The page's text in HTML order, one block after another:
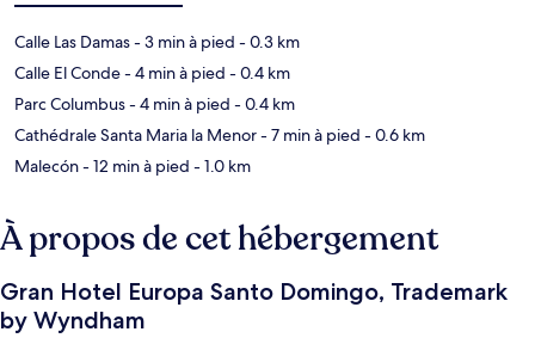
Calle Las Damas- 3 min à pied - 0.3 km
Calle El Conde- 4 min à pied - 0.4 km
Parc Columbus- 4 min à pied - 0.4 km
Cathédrale Santa Maria la Menor- 7 min à pied - 0.6 km
Malecón- 12 min à pied - 1.0 km
À propos de cet hébergement
Gran Hotel Europa Santo Domingo, Trademark
by Wyndham